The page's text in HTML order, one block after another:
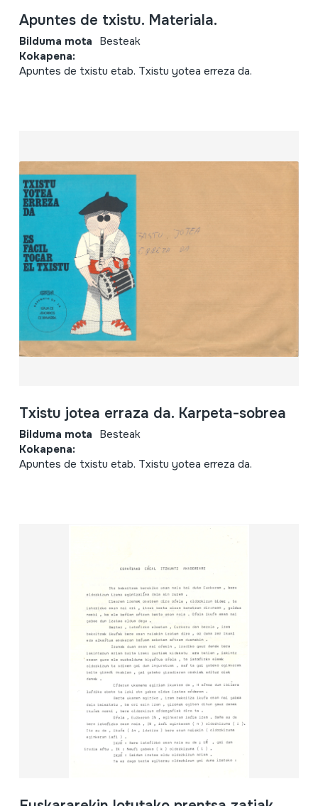
Apuntes de txistu. Materiala.
Bilduma mota Besteak
Kokapena:
Apuntes de txistu etab. Txistu yotea erreza da.
Txistu jotea erraza da. Karpeta-sobrea
Bilduma mota Besteak
Kokapena:
Apuntes de txistu etab. Txistu yotea erreza da.